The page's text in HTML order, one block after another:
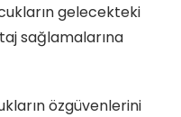
gelecekteki
sağlamalarına
özgüvenlerini